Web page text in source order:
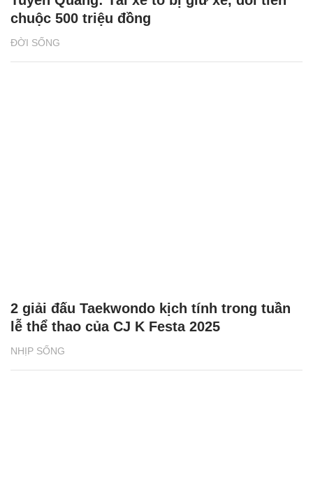
ĐỜI SỐNG
chuộc 500 triệu đồng
NHỊP SỐNG
2 giải đấu Taekwondo kịch tính trong tuần
lễ thể thao của CJ K Festa 2025